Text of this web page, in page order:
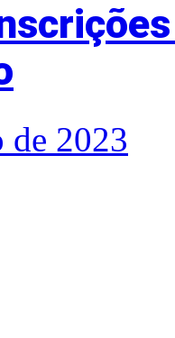
de 2023